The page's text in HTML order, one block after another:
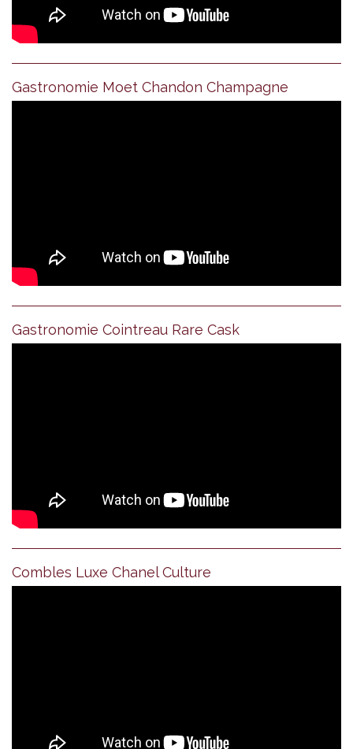
Gastronomie Moet Chandon Champagne
Gastronomie Cointreau Rare Cask
Combles Luxe Chanel Culture